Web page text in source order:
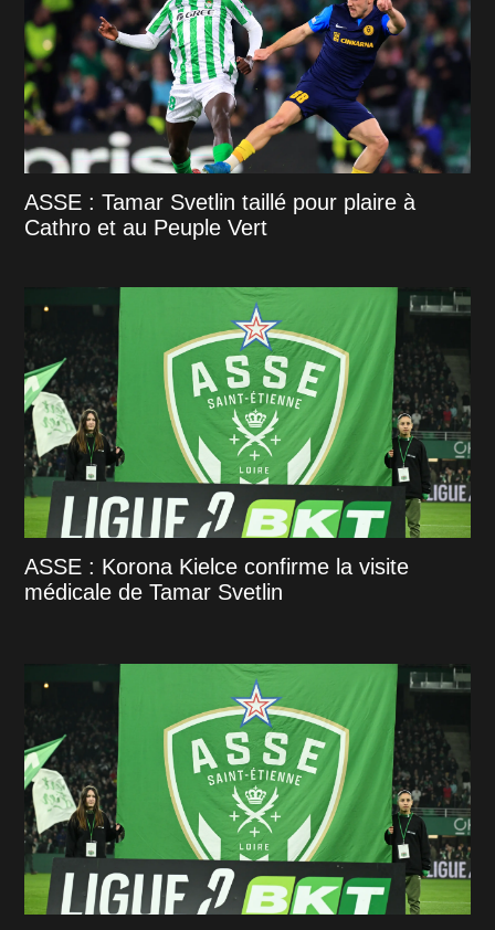
ASSE : Tamar Svetlin taillé pour plaire à
Cathro et au Peuple Vert
ASSE : Korona Kielce confirme la visite
médicale de Tamar Svetlin